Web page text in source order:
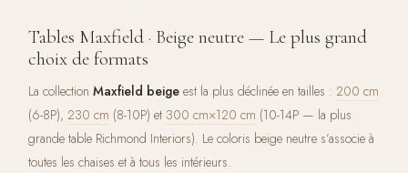
Tables Maxfield · Beige neutre — Le plus grand
choix de formats
La collectionMaxfield beige est la plus déclinée en tailles : 200 cm
(6-8P), 230 cm (8-10P) et 300 cm×120 cm (10-14P — la plus
grande table Richmond Interiors). Le coloris beige neutre s’associe à
toutes les chaises et à tous les intérieurs.